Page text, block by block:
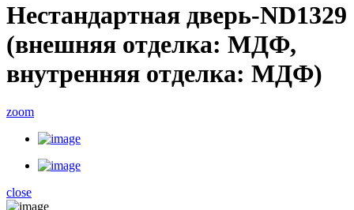
Нестандартная дверь-ND1329
(внешняя отделка: МДФ,
внутренняя отделка: МДФ)
zoom
close